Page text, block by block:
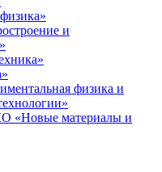
и
физика и
«Новые материалы и